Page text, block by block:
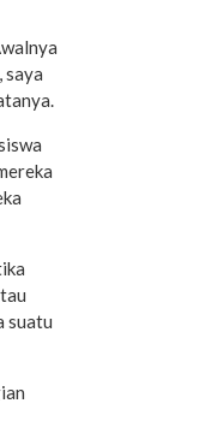
saya
suatu